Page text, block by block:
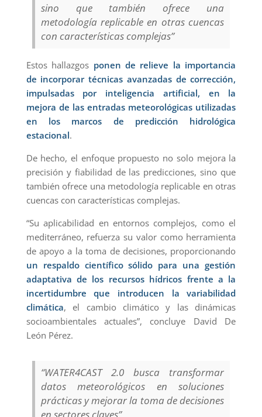
sino que también ofrece una
metodología replicable en otras cuencas
con características complejas”
Estos hallazgos ponen de relieve la importancia
de incorporar técnicas avanzadas de corrección,
impulsadas por inteligencia artificial, en la
mejora de las entradas meteorológicas utilizadas
en los marcos de predicción hidrológica
estacional.
De hecho, el enfoque propuesto no solo mejora la
precisión y fiabilidad de las predicciones, sino que
también ofrece una metodología replicable en otras
cuencas con características complejas.
“Su aplicabilidad en entornos complejos, como el
mediterráneo, refuerza su valor como herramienta
de apoyo a la toma de decisiones, proporcionando
un respaldo científico sólido para una gestión
adaptativa de los recursos hídricos frente a la
incertidumbre que introducen la variabilidad
climática, el cambio climático y las dinámicas
socioambientales actuales”, concluye David De
León Pérez.
“WATER4CAST 2.0 busca transformar
datos meteorológicos en soluciones
prácticas y mejorar la toma de decisiones
en sectores claves”